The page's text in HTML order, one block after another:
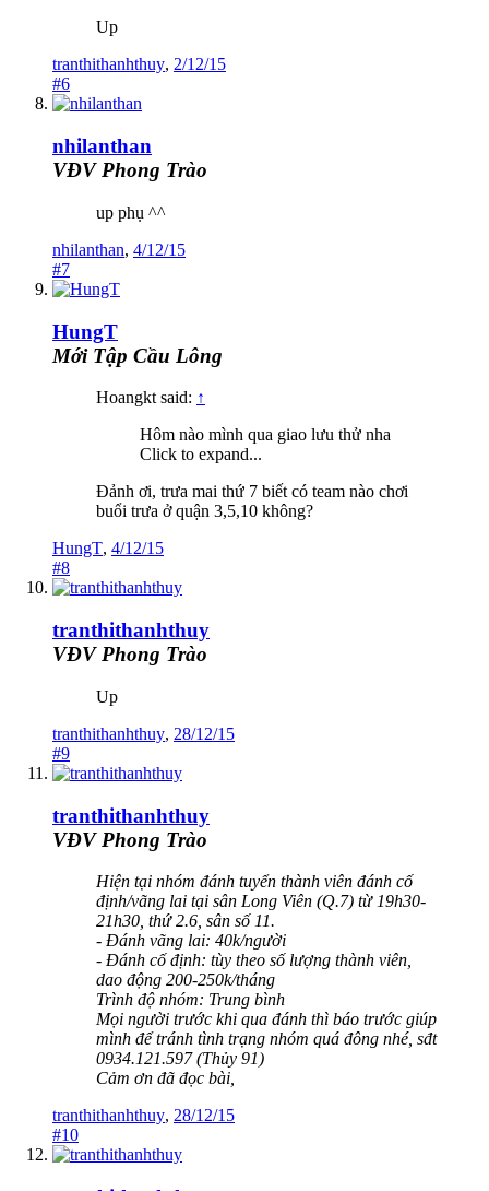
Up
tranthithanhthuy, 2/12/15
#6
nhilanthan
VĐV Phong Trào
up phụ ^^
nhilanthan, 4/12/15
#7
HungT
Mới Tập Cầu Lông
Hoangkt said: ↑
Hôm nào mình qua giao lưu thử nha
Click to expand...
Đảnh ơi, trưa mai thứ 7 biết có team nào chơi
buổi trưa ở quận 3,5,10 không?
HungT, 4/12/15
#8
tranthithanhthuy
VĐV Phong Trào
Up
tranthithanhthuy, 28/12/15
#9
tranthithanhthuy
VĐV Phong Trào
Hiện tại nhóm đánh tuyển thành viên đánh cố
định/vãng lai tại sân Long Viên (Q.7) từ 19h30-
21h30, thứ 2.6, sân số 11.
- Đánh vãng lai: 40k/người
- Đánh cố định: tùy theo số lượng thành viên,
dao động 200-250k/tháng
Trình độ nhóm: Trung bình
Mọi người trước khi qua đánh thì báo trước giúp
mình để tránh tình trạng nhóm quá đông nhé, sđt
0934.121.597 (Thủy 91)
Cảm ơn đã đọc bài,
tranthithanhthuy, 28/12/15
#10